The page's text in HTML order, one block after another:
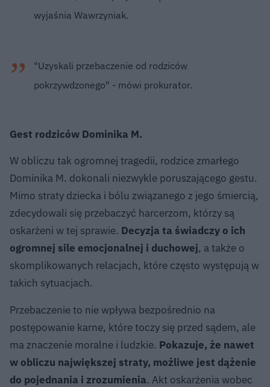
wyjaśnia Wawrzyniak.
"Uzyskali przebaczenie od rodziców
pokrzywdzonego" - mówi prokurator.
Gest rodziców Dominika M.
W obliczu tak ogromnej tragedii, rodzice zmarłego
Dominika M. dokonali niezwykle poruszającego gestu.
Mimo straty dziecka i bólu związanego z jego śmiercią,
zdecydowali się przebaczyć harcerzom, którzy są
oskarżeni w tej sprawie. Decyzja ta świadczy o ich
ogromnej sile emocjonalnej i duchowej, a także o
skomplikowanych relacjach, które często występują w
takich sytuacjach.
Przebaczenie to nie wpływa bezpośrednio na
postępowanie karne, które toczy się przed sądem, ale
ma znaczenie moralne i ludzkie. Pokazuje, że nawet
w obliczu największej straty, możliwe jest dążenie
do pojednania i zrozumienia. Akt oskarżenia wobec